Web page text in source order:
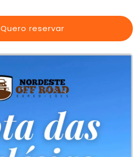
Quero reservar